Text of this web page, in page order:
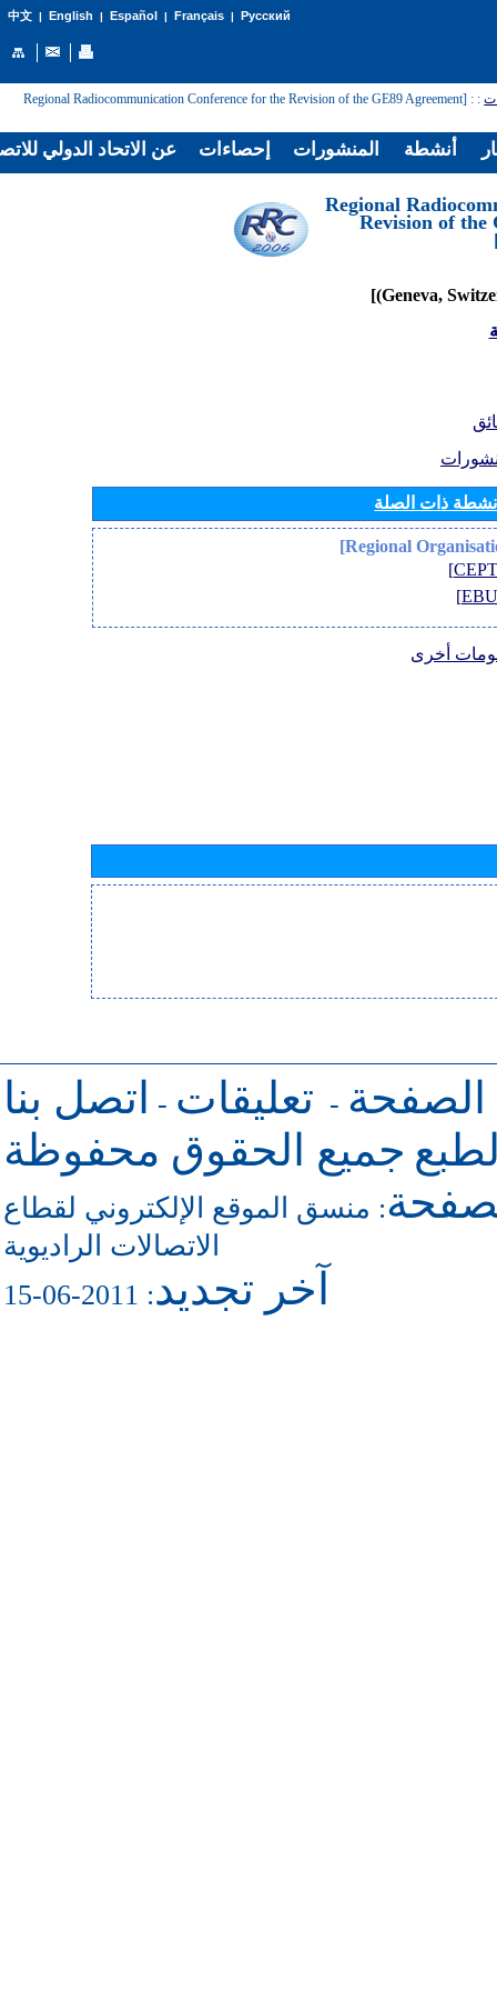
中文| English | Español | Français| Русский
:
: [Regional Radiocommunication Conference for the Revision of the GE89 Agreement
[Regional
Revision of the
ذات الصلة
أخرى
الصفحة - تعليقات -
اتصل بنا
جميع الحقوق محفوظة
: منسق الموقع الإلكتروني لقطاع
الاتصالات الراديوية
آخر تجديد: 2011-06-15
عن الاتحاد الدولي إحصاءات المنشورات أنشطة